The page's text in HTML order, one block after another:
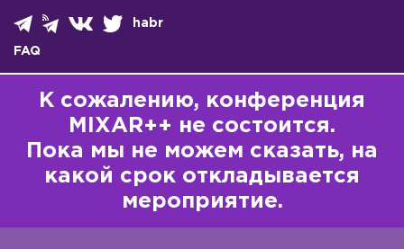
habr
FAQ
К сожалению, конференция
MIXAR++ не состоится.
Пока мы не можем сказать, на
какой срок откладывается
мероприятие.